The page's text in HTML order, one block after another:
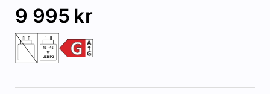
9 995 kr